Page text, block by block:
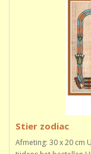
Stier zodiac
Afmeting: 30 x 20 cm